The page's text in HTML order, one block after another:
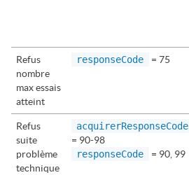
Refus
nombre
max essais
atteint
responseCode = 75
Refus
suite
problème
technique
acquirerResponseCode
= 90-98
responseCode
= 90, 99